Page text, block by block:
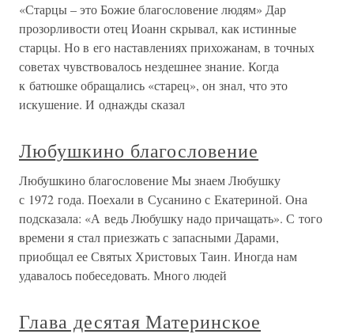
«Старцы – это Божие благословение людям» Дар
прозорливости отец Иоанн скрывал, как истинные
старцы. Но в его наставлениях прихожанам, в точных
советах чувствовалось нездешнее знание. Когда
к батюшке обращались «старец», он знал, что это
искушение. И однажды сказал
Любушкино благословение
Любушкино благословение Мы знаем Любушку
с 1972 года. Поехали в Сусанино с Екатериной. Она
подсказала: «А ведь Любушку надо причащать». С того
времени я стал приезжать с запасными Дарами,
приобщал ее Святых Христовых Таин. Иногда нам
удавалось побеседовать. Много людей
Глава десятая Материнское